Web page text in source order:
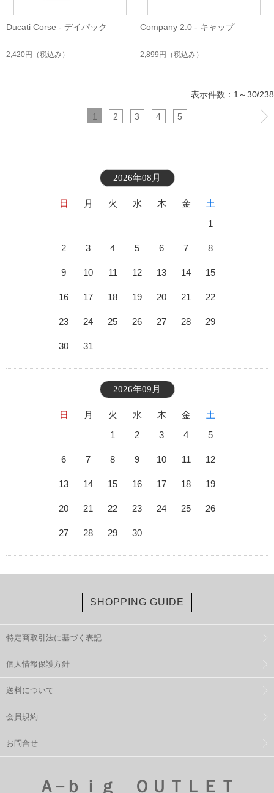
Ducati Corse - デイパック
2,420円 （税込み）
Company 2.0 - キャップ
2,899円 （税込み）
表示件数：1～30/238
1 2 3 4 5
2026年08月
日 月 火 水 木 金
土
1
2 3 4 5 6 7 8
9 10 11 12 13 14 15
16 17 18 19 20 21 22
23 24 25 26 27 28 29
30 31
2026年09月
日 月 火 水 木 金
土
1
2 3 4 5
6 7 8 9 10 11 12
13 14 15 16 17 18 19
20 21 22 23 24 25 26
27 28 29 30
SHOPPING GUIDE
特定商取引法に基づく表記
個人情報保護方針
送料について
会員規約
お問合せ
Ａ−ｂｉｇ ＯＵＴＬＥＴ